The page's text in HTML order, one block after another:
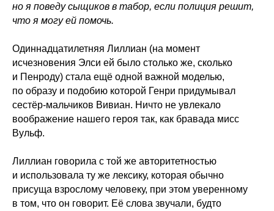
но я поведу сыщиков в табор, если полиция решит,
что я могу ей помочь.
Одиннадцатилетняя Лиллиан (на момент
исчезновения Элси ей было столько же, сколько
и Пенроду) стала ещё одной важной моделью,
по образу и подобию которой Генри придумывал
сестёр-мальчиков Вивиан. Ничто не увлекало
воображение нашего героя так, как бравада мисс
Вульф.
Лиллиан говорила с той же авторитетностью
и использовала ту же лексику, которая обычно
присуща взрослому человеку, при этом уверенному
в том, что он говорит. Её слова звучали, будто